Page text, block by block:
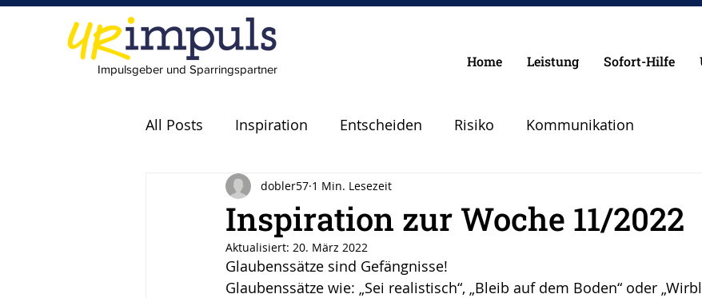
Impulsgeber und Sparringspartner Home Leistung Sofort-Hilfe
All Posts Inspiration Entscheiden Risiko Kommunikation
Experten Fachkräfte Chancen
scheitern Fehler Planen Vorbereiten
Inspiration zur Woche 11/2022
dobler57 1 Min. Lesezeit
Aktualisiert: 20. März 2022
Glaubenssätze sind Gefängnisse!
Glaubenssätze wie: „Sei realistisch“, „Bleib auf dem Boden“ oder